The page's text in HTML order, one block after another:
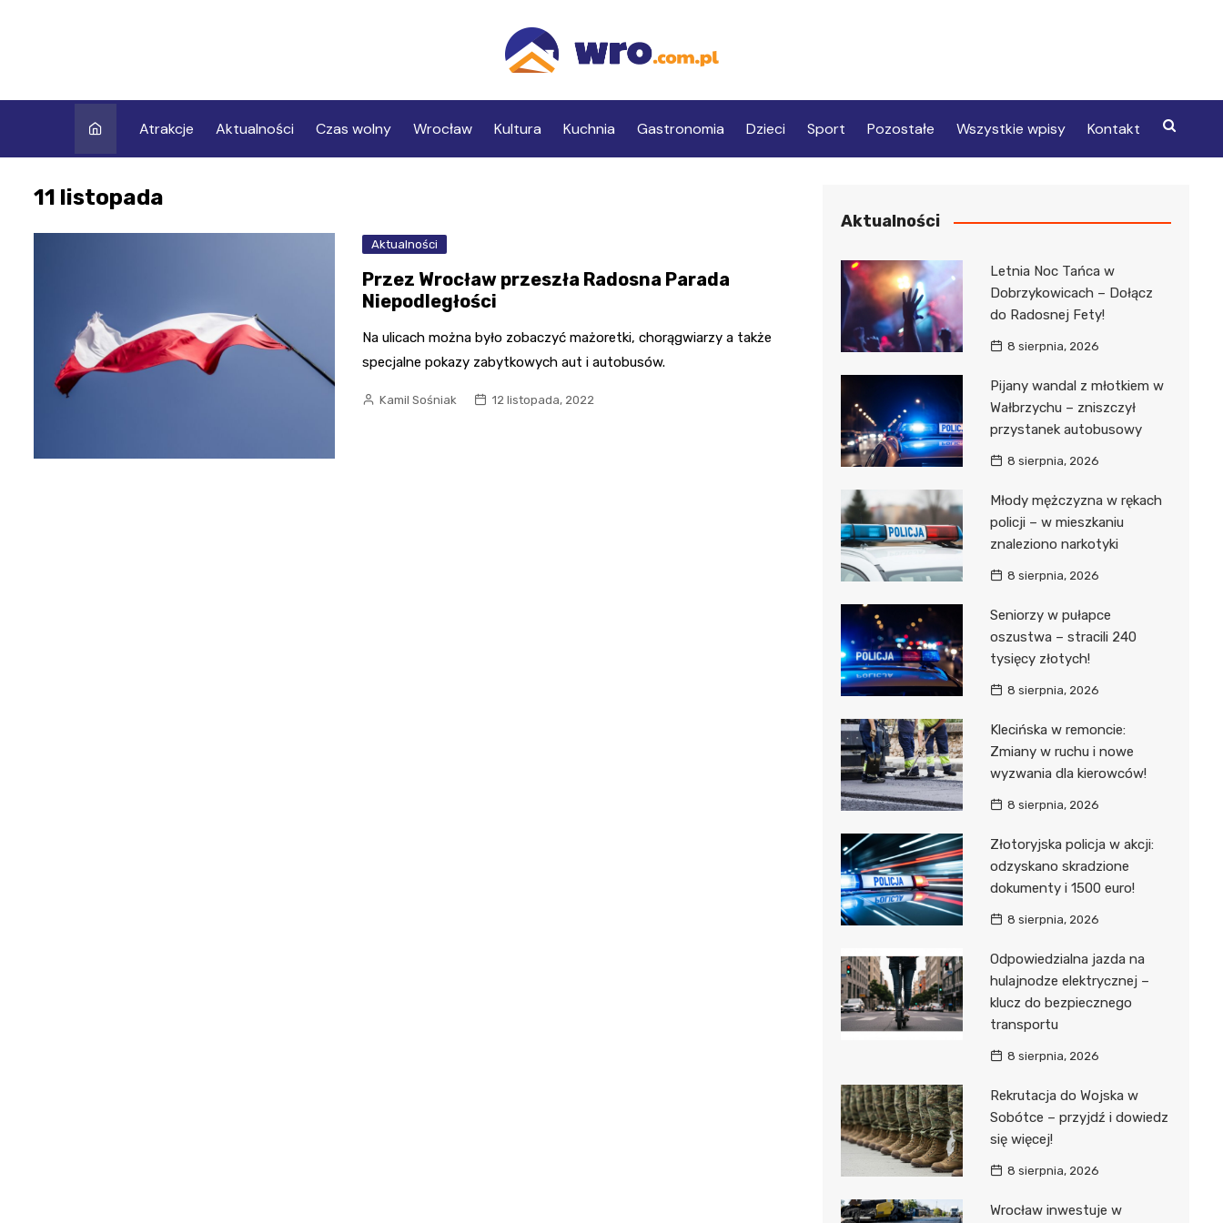
Atrakcje Aktualności Czas wolny Wrocław Kultura Kuchnia Gastronomia Dzieci Sport Pozostałe Wszystkie wpisy Kontakt
11 listopada
Aktualności
Przez Wrocław przeszła Radosna Parada
Niepodległości
Na ulicach można było zobaczyć mażoretki, chorągwiarzy a także
specjalne pokazy zabytkowych aut i autobusów.
Kamil Sośniak 12 listopada, 2022
Aktualności
Letnia Noc Tańca w
Dobrzykowicach – Dołącz
do Radosnej Fety!
8 sierpnia, 2026
Pijany wandal z młotkiem w
Wałbrzychu – zniszczył
przystanek autobusowy
8 sierpnia, 2026
Młody mężczyzna w rękach
policji – w mieszkaniu
znaleziono narkotyki
8 sierpnia, 2026
Seniorzy w pułapce
oszustwa – stracili 240
tysięcy złotych!
8 sierpnia, 2026
Klecińska w remoncie:
Zmiany w ruchu i nowe
wyzwania dla kierowców!
8 sierpnia, 2026
Złotoryjska policja w akcji:
odzyskano skradzione
dokumenty i 1500 euro!
8 sierpnia, 2026
Odpowiedzialna jazda na
hulajnodze elektrycznej –
klucz do bezpiecznego
transportu
8 sierpnia, 2026
Rekrutacja do Wojska w
Sobótce – przyjdź i dowiedz
się więcej!
8 sierpnia, 2026
Wrocław inwestuje w